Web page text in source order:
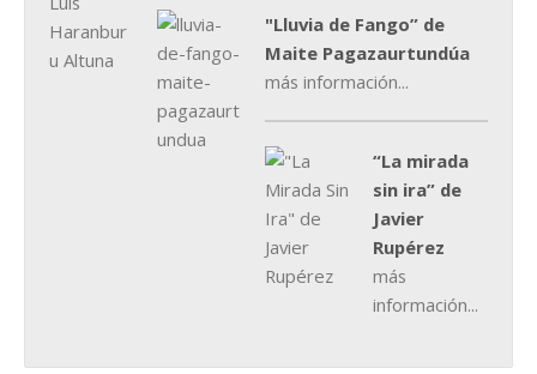
"Lluvia de Fango” de
Maite Pagazaurtundúa
más información...
“La mirada
sin ira” de
Javier
Rupérez
más
información...